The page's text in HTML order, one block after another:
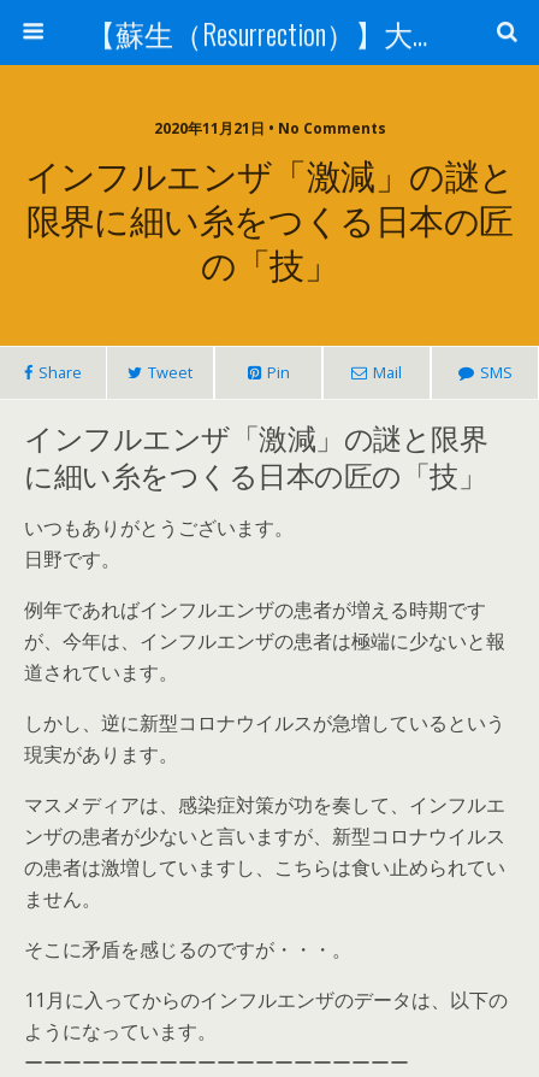
【蘇生（Resurrection）】大宇宙と人体の神秘を紐解く
2020年11月21日 • No Comments
インフルエンザ「激減」の謎と
限界に細い糸をつくる日本の匠
の「技」
Share Tweet Pin Mail SMS
インフルエンザ「激減」の謎と限界
に細い糸をつくる日本の匠の「技」
いつもありがとうございます。
日野です。
例年であればインフルエンザの患者が増える時期です
が、今年は、インフルエンザの患者は極端に少ないと報
道されています。
しかし、逆に新型コロナウイルスが急増しているという
現実があります。
マスメディアは、感染症対策が功を奏して、インフルエ
ンザの患者が少ないと言いますが、新型コロナウイルス
の患者は激増していますし、こちらは食い止められてい
ません。
そこに矛盾を感じるのですが・・・。
11月に入ってからのインフルエンザのデータは、以下の
ようになっています。
ーーーーーーーーーーーーーーーーーーーー